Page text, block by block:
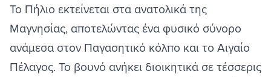
Το Πήλιο εκτείνεται στα ανατολικά της
Μαγνησίας, αποτελώντας ένα φυσικό σύνορο
ανάμεσα στον Παγασητικό κόλπο και το Αιγαίο
Πέλαγος. Το βουνό ανήκει διοικητικά σε τέσσερις